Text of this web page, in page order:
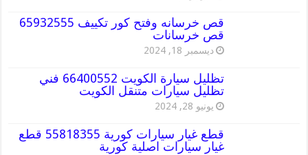
قص خرسانه وفتح كور تكييف 65932555
قص خرسانات
ديسمبر 18, 2024
تظليل سيارة الكويت 66400552 فني
تظليل سيارات متنقل الكويت
يونيو 28, 2024
قطع غيار سيارات كورية 55818355 قطع
غيار سيارات اصلية كورية